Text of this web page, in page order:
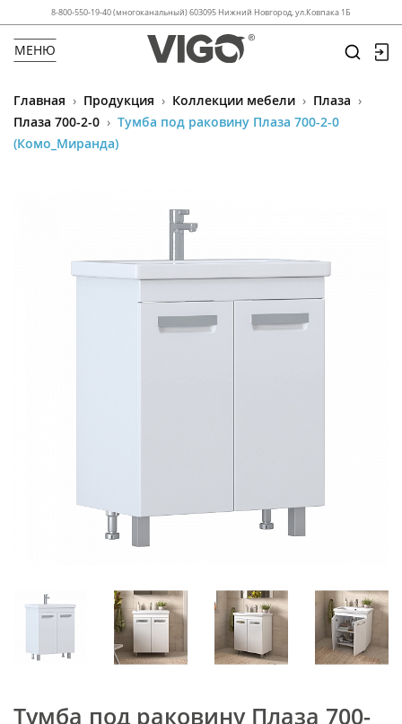
8-800-550-19-40 (многоканальный) 603095 Нижний Новгород, ул.Ковпака 1Б
МЕНЮ
Главная › Продукция › Коллекции мебели › Плаза ›
Плаза 700-2-0 › Тумба под раковину Плаза 700-2-0
(Комо_Миранда)
Тумба под раковину Плаза 700-